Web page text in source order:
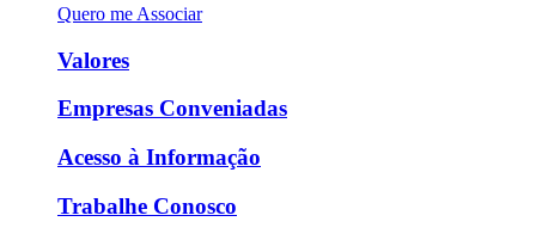
Quero me Associar
Valores
Empresas Conveniadas
Acesso à Informação
Trabalhe Conosco